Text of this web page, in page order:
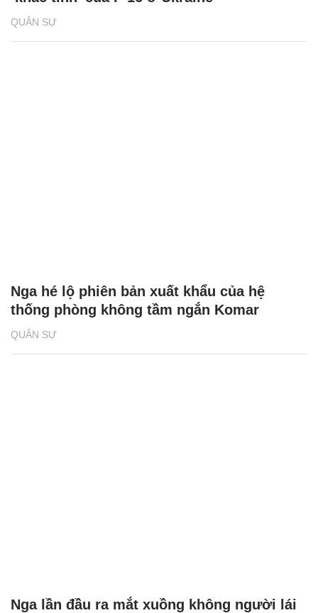
QUÂN SỰ
QUÂN SỰ
Nga hé lộ phiên bản xuất khẩu của hệ
thống phòng không tầm ngắn Komar
Nga lần đầu ra mắt xuồng không người lái